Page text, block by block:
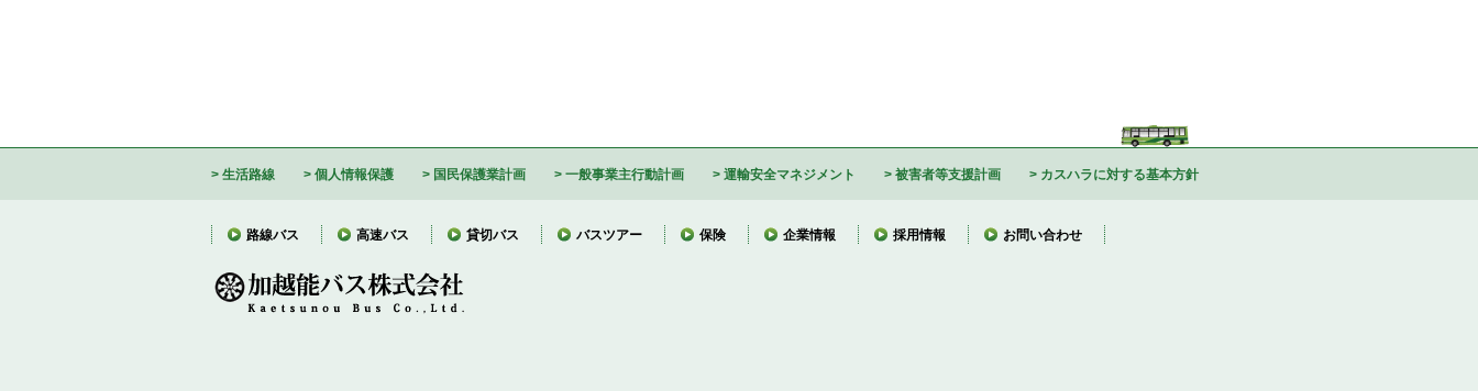
生活路線 個人情報保護 国民保護業計画 一般事業主行動計画 運輸安全マネジメント 被害者等支援計画 カスハラに対する基本方針
路線バス 高速バス 貸切バス バスツアー 保険 企業情報 採用情報 お問い合わせ